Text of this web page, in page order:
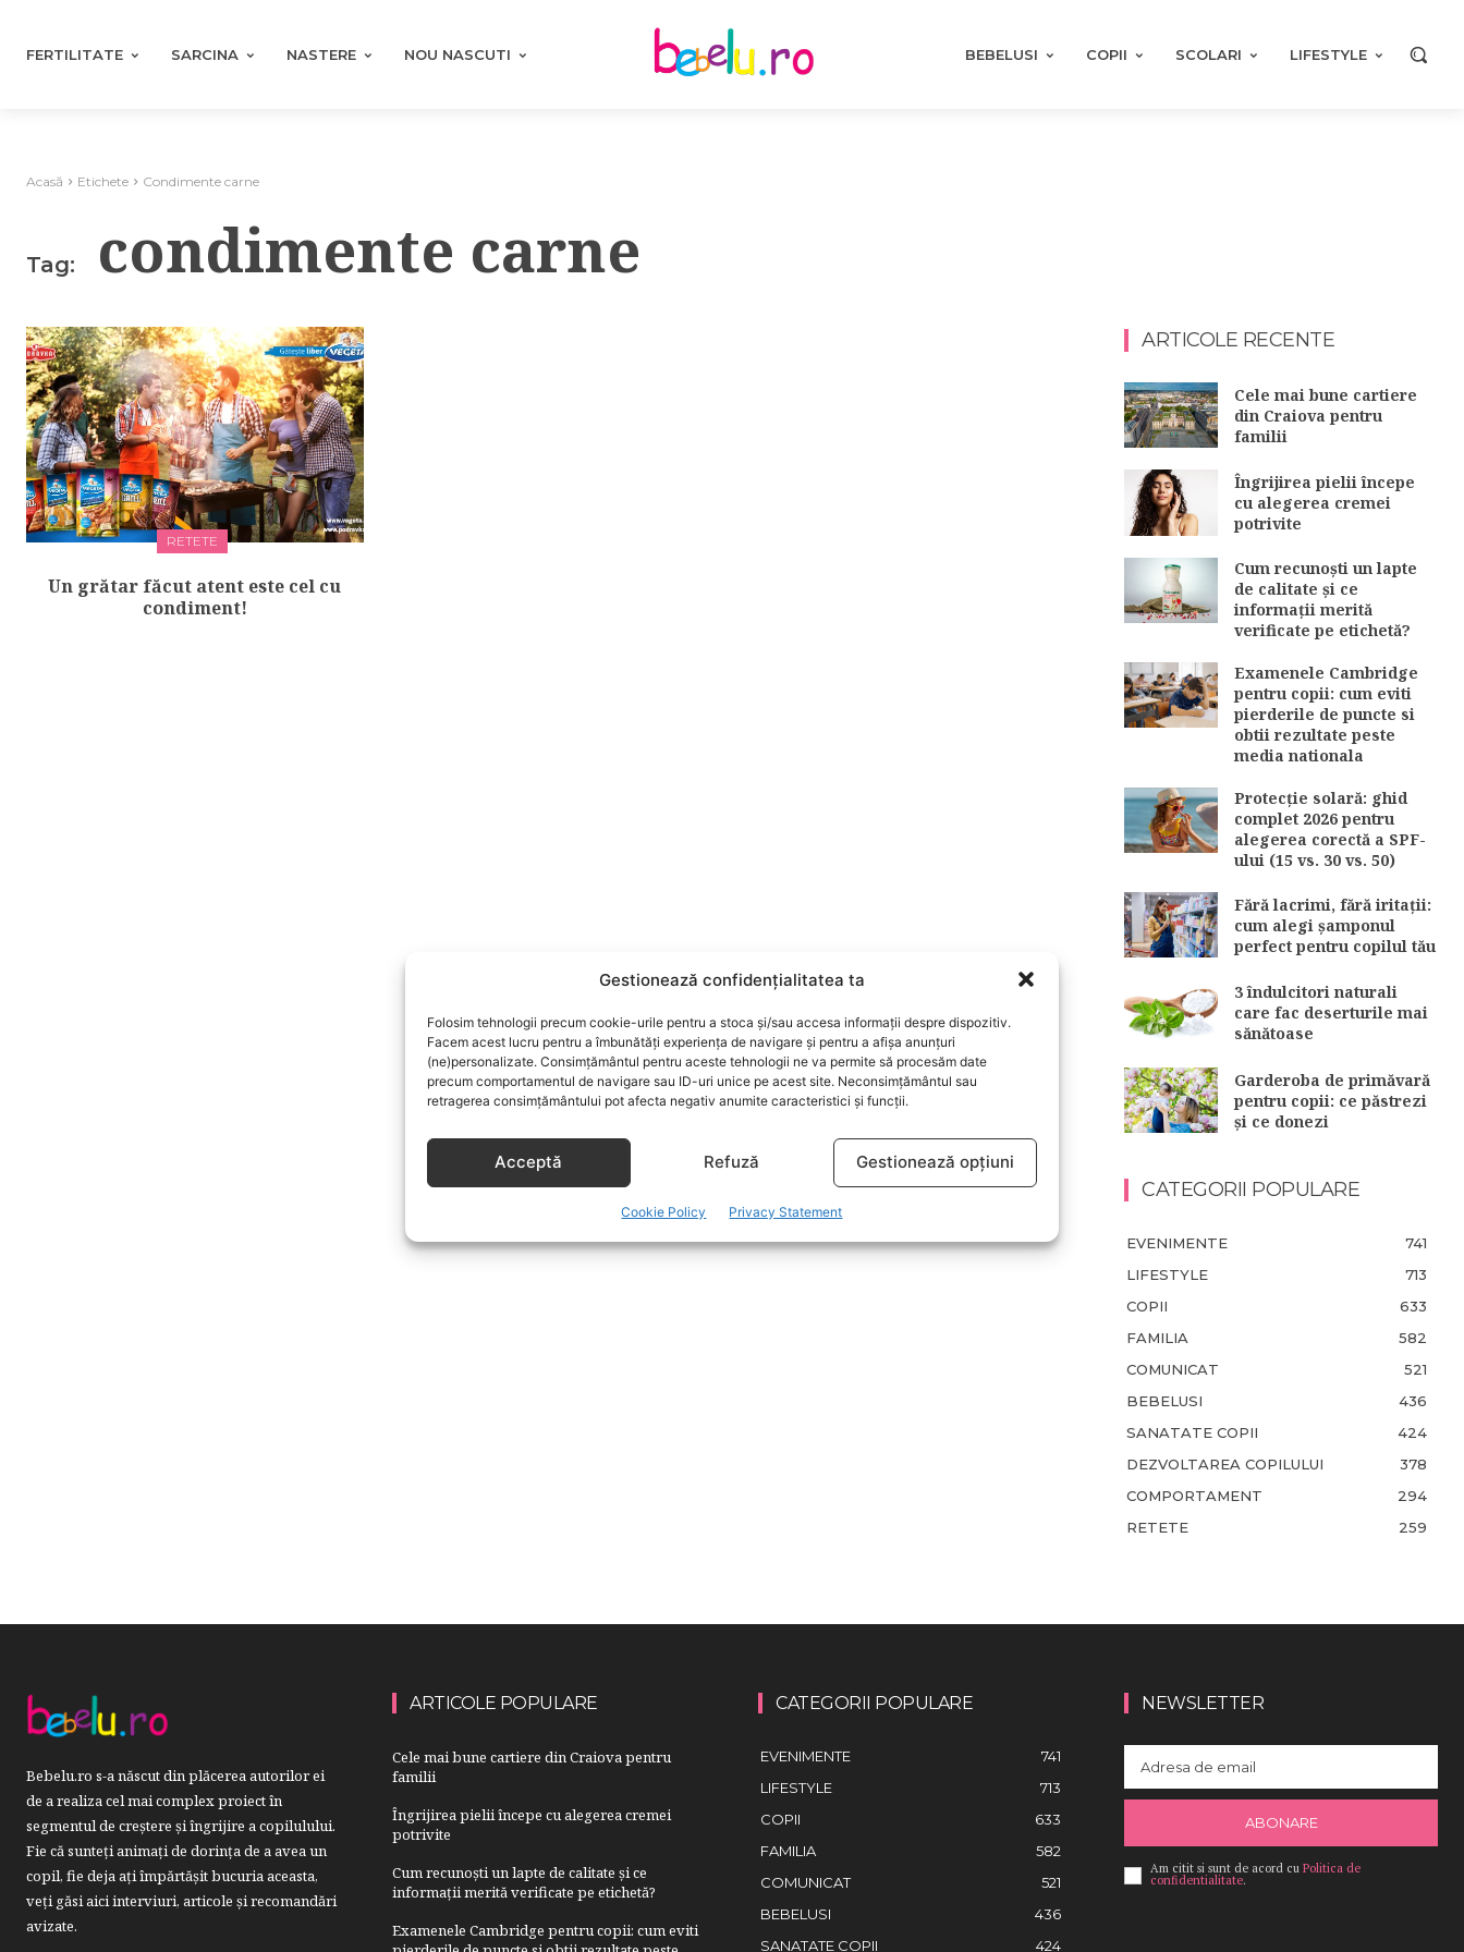
Gestionează confidențialitatea ta
Folosim tehnologii precum cookie-urile pentru a stoca și/sau accesa informații despre dispozitiv.
Facem acest lucru pentru a îmbunătăți experiența de navigare și pentru a afișa anunțuri
(ne)personalizate. Consimțământul pentru aceste tehnologii ne va permite să procesăm date
precum comportamentul de navigare sau ID-uri unice pe acest site. Neconsimțământul sau
retragerea consimțământului pot afecta negativ anumite caracteristici și funcții.
Acceptă Refuză Gestionează opțiuni
Cookie Policy Privacy Statement
FERTILITATE SARCINA NASTERE NOU NASCUTI BEBELUSI COPII SCOLARI LIFESTYLE
Acasă Etichete Condimente carne
Tag: condimente carne
RETETE
Un grătar făcut atent este cel cu
condiment!
ARTICOLE RECENTE
Cele mai bune cartiere
din Craiova pentru
familii
Îngrijirea pielii începe
cu alegerea cremei
potrivite
Cum recunoști un lapte
de calitate și ce
informații merită
verificate pe etichetă?
Examenele Cambridge
pentru copii: cum eviti
pierderile de puncte si
obtii rezultate peste
media nationala
Protecție solară: ghid
complet 2026 pentru
alegerea corectă a SPF-
ului (15 vs. 30 vs. 50)
Fără lacrimi, fără iritații:
cum alegi șamponul
perfect pentru copilul tău
3 îndulcitori naturali
care fac deserturile mai
sănătoase
Garderoba de primăvară
pentru copii: ce păstrezi
și ce donezi
CATEGORII POPULARE
EVENIMENTE
741
LIFESTYLE
713
COPII
633
FAMILIA
582
COMUNICAT
521
BEBELUSI
436
SANATATE COPII
424
DEZVOLTAREA COPILULUI
378
COMPORTAMENT
294
RETETE
259
Bebelu.ro s-a născut din plăcerea autorilor ei
de a realiza cel mai complex proiect în
segmentul de creştere şi îngrijire a copilulului.
Fie că sunteţi animaţi de dorinţa de a avea un
copil, fie deja aţi împărtăşit bucuria aceasta,
veți găsi aici interviuri, articole şi recomandări
avizate.
ARTICOLE POPULARE
Cele mai bune cartiere din Craiova pentru
familii
Îngrijirea pielii începe cu alegerea cremei
potrivite
Cum recunoști un lapte de calitate și ce
informații merită verificate pe etichetă?
Examenele Cambridge pentru copii: cum eviti
CATEGORII POPULARE
EVENIMENTE
741
LIFESTYLE
713
COPII
633
FAMILIA
582
COMUNICAT
521
BEBELUSI
436
SANATATE COPII
424
NEWSLETTER
ABONARE
Am citit si sunt de acord cu Politica de
confidentialitate.